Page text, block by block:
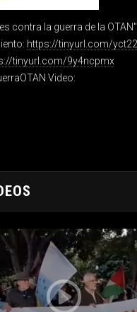
contra la guerra de la OTAN"
https://tinyurl.com/
tinyurl.com/9y4ncpmx
Video: